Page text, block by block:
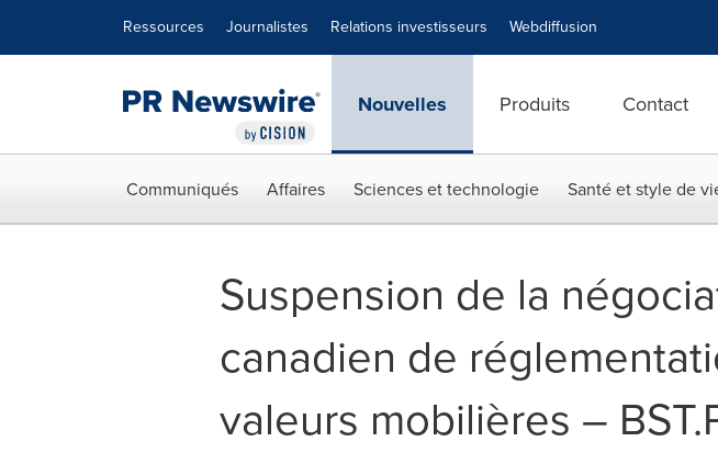
Ressources Journalistes Relations investisseurs Webdiffusion
Nouvelles Produits Contact
Communiqués Affaires Sciences et technologie Santé et style de
Suspension de la
canadien de
valeurs mobilières –